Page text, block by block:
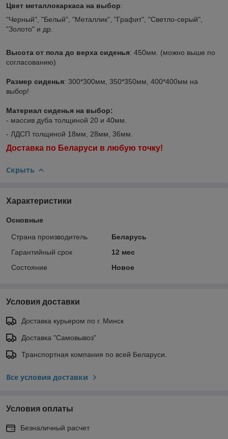
Цвет металлокаркаса на выбор:
"Черный", "Белый", "Металлик", "Графит", "Светло-серый",
"Золото" и др.
Высота от пола до верха сиденья: 450мм. (можно выше по
согласованию)
Размер сиденья: 300*300мм, 350*350мм, 400*400мм на
выбор!
Материал сиденья на выбор:
- массив дуба толщиной 20 и 40мм.
- ЛДСП толщиной 18мм, 28мм, 36мм.
Доставка по Беларуси в любую точку!
Скрыть
Характеристики
Основные
Страна производитель
Беларусь
Гарантийный срок
12 мес
Состояние
Новое
Условия доставки
Доставка курьером по г. Минск
Доставка "Самовывоз"
Транспортная компания по всей Беларуси.
Все условия доставки
Условия оплаты
Безналичный расчет